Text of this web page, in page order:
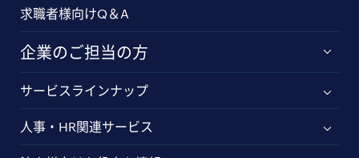
求職者様向けQ＆A
企業のご担当の方
サービスラインナップ
人事・HR関連サービス